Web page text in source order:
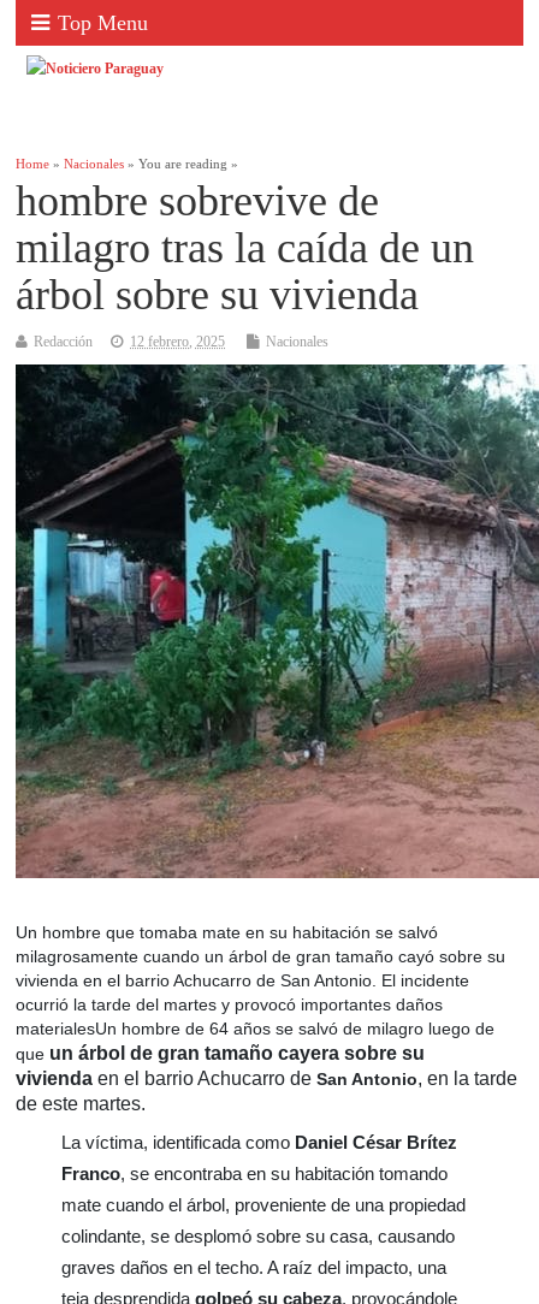
Top Menu
Home »Nacionales » You are reading »
hombre sobrevive de
milagro tras la caída de un
árbol sobre su vivienda
Redacción 12 febrero, 2025 Nacionales
Un hombre que tomaba mate en su habitación se salvó
milagrosamente cuando un árbol de gran tamaño cayó sobre su
vivienda en el barrio Achucarro de San Antonio. El incidente
ocurrió la tarde del martes y provocó importantes daños
materialesUn hombre de 64 años se salvó de milagro luego de
que un árbol de gran tamaño cayera sobre su
vivienda en el barrio Achucarro de San Antonio, en la tarde
de este martes.
La víctima, identificada como Daniel César Brítez
Franco, se encontraba en su habitación tomando
mate cuando el árbol, proveniente de una propiedad
colindante, se desplomó sobre su casa, causando
graves daños en el techo. A raíz del impacto, una
teja desprendida golpeó su cabeza, provocándole